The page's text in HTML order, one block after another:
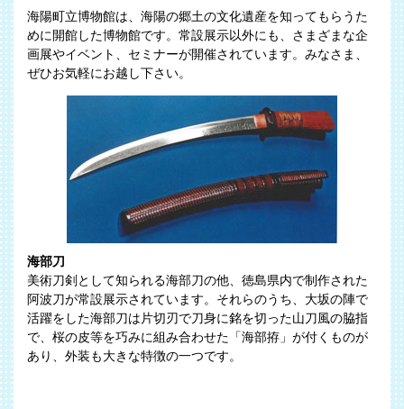
海陽町立博物館は、海陽の郷土の文化遺産を知ってもらうた
めに開館した博物館です。常設展示以外にも、さまざまな企
画展やイベント、セミナーが開催されています。みなさま、
ぜひお気軽にお越し下さい。
海部刀
美術刀剣として知られる海部刀の他、徳島県内で制作された
阿波刀が常設展示されています。それらのうち、大坂の陣で
活躍をした海部刀は片切刃で刀身に銘を切った山刀風の脇指
で、桜の皮等を巧みに組み合わせた「海部拵」が付くものが
あり、外装も大きな特徴の一つです。